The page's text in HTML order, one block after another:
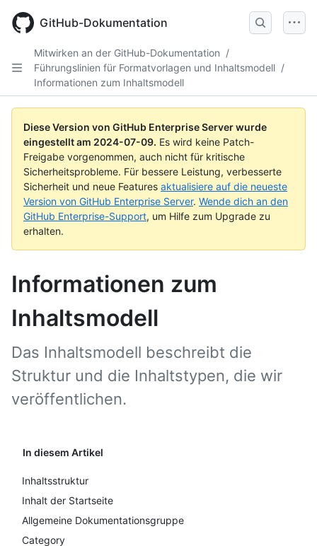
main
GitHub-Dokumentation
Mitwirken an der GitHub-Dokumentation /
Führungslinien für Formatvorlagen und Inhaltsmodell /
Informationen zum Inhaltsmodell
Diese Version von GitHub Enterprise Server wurde
eingestellt am 2024-07-09. Es wird keine Patch-
Freigabe vorgenommen, auch nicht für kritische
Sicherheitsprobleme. Für bessere Leistung, verbesserte
Sicherheit und neue Features aktualisiere auf die neueste
Version von GitHub Enterprise Server. Wende dich an den
GitHub Enterprise-Support, um Hilfe zum Upgrade zu
erhalten.
Informationen zum
Inhaltsmodell
Das Inhaltsmodell beschreibt die
Struktur und die Inhaltstypen, die wir
veröffentlichen.
In diesem Artikel
Inhaltsstruktur
Inhalt der Startseite
Allgemeine Dokumentationsgruppe
Category